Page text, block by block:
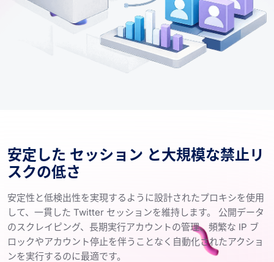
安定した セッション と大規模な禁止リ
スクの低さ
安定性と低検出性を実現するように設計されたプロキシを使用
して、一貫した Twitter セッションを維持します。 公開データ
のスクレイピング、長期実行アカウントの管理、頻繁な IP ブ
ロックやアカウント停止を伴うことなく自動化されたアクショ
ンを実行するのに最適です。